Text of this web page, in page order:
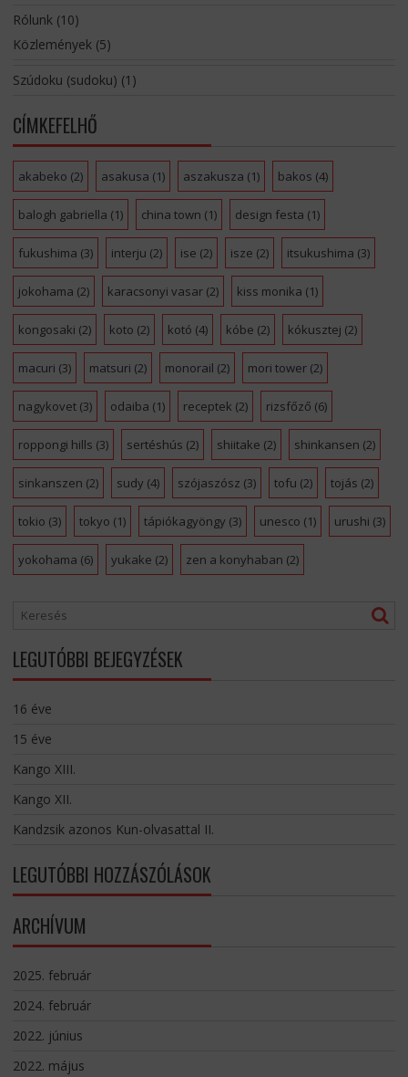
Rólunk(10)
Közlemények(5)
Szúdoku (sudoku) (1)
CÍMKEFELHŐ
akabeko (2) asakusa (1) aszakusza (1) bakos (4)
balogh gabriella (1) china town (1) design festa (1)
fukushima (3) interju (2) ise (2) isze (2) itsukushima (3)
jokohama (2) karacsonyi vasar(2) kiss monika (1)
kongosaki (2) koto (2) kotó (4) kóbe (2) kókusztej (2)
macuri (3) matsuri (2) monorail (2) mori tower(2)
nagykovet(3) odaiba (1) receptek (2) rizsfőző (6)
roppongi hills (3) sertéshús (2) shiitake (2) shinkansen (2)
sinkanszen (2) sudy (4) szójaszósz (3) tofu (2) tojás (2)
tokio (3) tokyo (1) tápiókagyöngy (3) unesco (1) urushi (3)
yokohama (6) yukake (2) zen a konyhaban (2)
LEGUTÓBBI BEJEGYZÉSEK
16 éve
15 éve
Kango XIII.
Kango XII.
Kandzsik azonos Kun-olvasattal II.
LEGUTÓBBI HOZZÁSZÓLÁSOK
ARCHÍVUM
2025. február
2024. február
2022. június
2022. május